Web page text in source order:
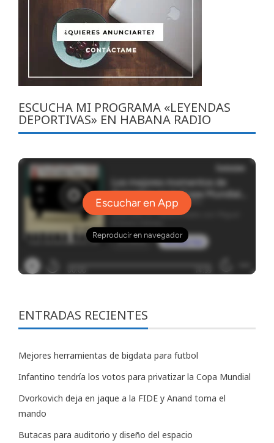
ESCUCHA MI PROGRAMA «LEYENDAS
DEPORTIVAS» EN HABANA RADIO
ENTRADAS RECIENTES
Mejores herramientas de bigdata para futbol
Infantino tendría los votos para privatizar la Copa Mundial
Dvorkovich deja en jaque a la FIDE y Anand toma el
mando
Butacas para auditorio y diseño del espacio